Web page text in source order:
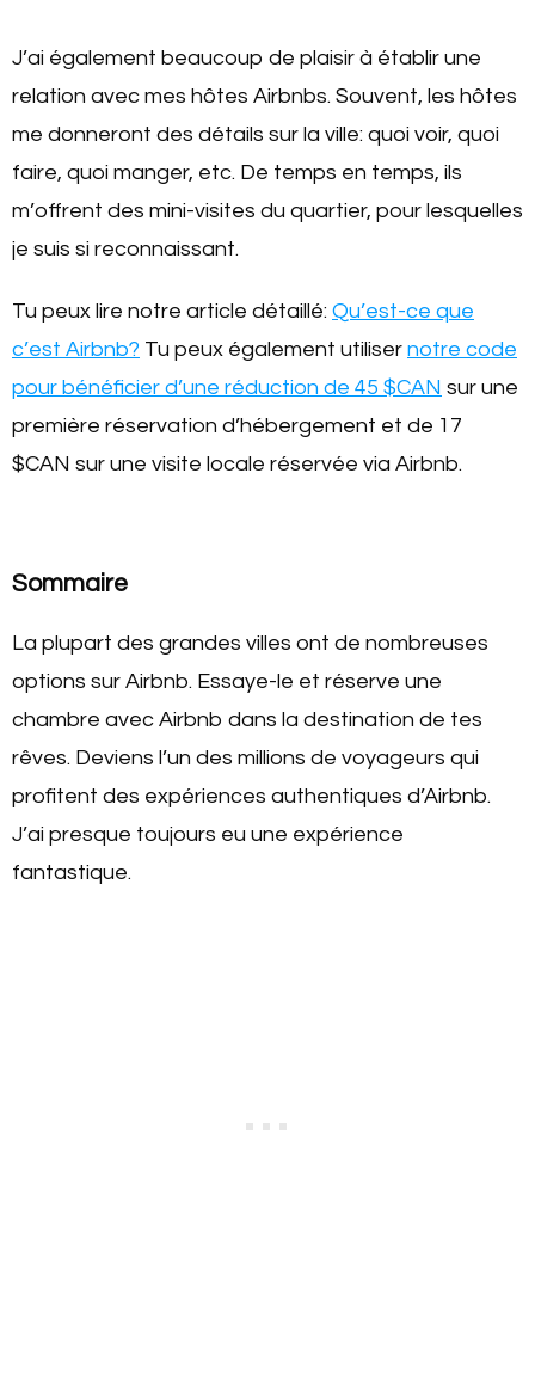
J’ai également beaucoup de plaisir à établir une
relation avec mes hôtes Airbnbs. Souvent, les hôtes
me donneront des détails sur la ville: quoi voir, quoi
faire, quoi manger, etc. De temps en temps, ils
m’offrent des mini-visites du quartier, pour lesquelles
je suis si reconnaissant.
Tu peux lire notre article détaillé: Qu’est-ce que
c’est Airbnb? Tu peux également utiliser notre code
pour bénéficier d’une réduction de 45 $CAN sur une
première réservation d’hébergement et de 17
$CAN sur une visite locale réservée via Airbnb.
Sommaire
La plupart des grandes villes ont de nombreuses
options sur Airbnb. Essaye-le et réserve une
chambre avec Airbnb dans la destination de tes
rêves. Deviens l’un des millions de voyageurs qui
profitent des expériences authentiques d’Airbnb.
J’ai presque toujours eu une expérience
fantastique.